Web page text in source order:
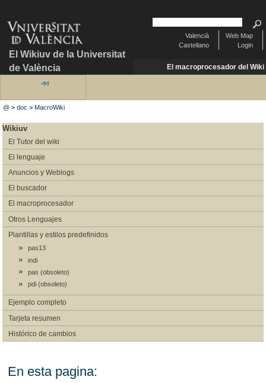
El Wikiuv de la Universitat
de València
Web Map
Login
Valencià
Castellano
El macroprocesador del Wiki
@ >doc >MacroWiki
Wikiuv
El Tutor del wiki
El lenguaje
Anuncios y Weblogs
El buscador
El macroprocesador
Otros Lenguajes
Plantillas y estilos predefinidos
pas13
indi
pas (obsoleto)
pdi (obsoleto)
Ejemplo completo
Tarjeta resumen
Histórico de cambios
En esta pagina: